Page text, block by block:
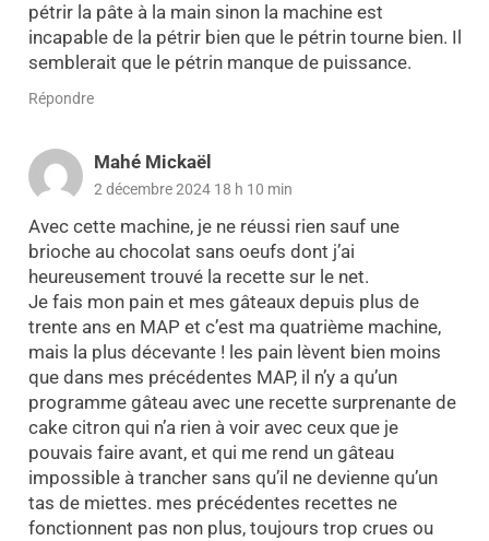
pétrir la pâte à la main sinon la machine est
incapable de la pétrir bien que le pétrin tourne bien. Il
semblerait que le pétrin manque de puissance.
Répondre
Mahé Mickaël
2 décembre 2024 18 h 10 min
Avec cette machine, je ne réussi rien sauf une
brioche au chocolat sans oeufs dont j’ai
heureusement trouvé la recette sur le net.
Je fais mon pain et mes gâteaux depuis plus de
trente ans en MAP et c’est ma quatrième machine,
mais la plus décevante ! les pain lèvent bien moins
que dans mes précédentes MAP, il n’y a qu’un
programme gâteau avec une recette surprenante de
cake citron qui n’a rien à voir avec ceux que je
pouvais faire avant, et qui me rend un gâteau
impossible à trancher sans qu’il ne devienne qu’un
tas de miettes. mes précédentes recettes ne
fonctionnent pas non plus, toujours trop crues ou